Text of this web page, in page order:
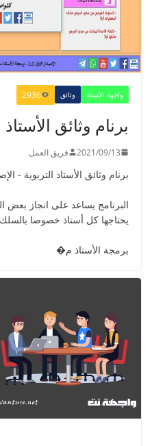
الحياتية
02
2021
واجهة الأستاذ وثائق 2936
برنام وثائق الأستاذ
2021/09/13 فريق العمل
برنام وثائق الأستاذ التربوية -
البرنامج يساعد على انجاز بعض
يحتاجها كل أستاذ خصوصا بالسلك
برمجة الأستاذ م�